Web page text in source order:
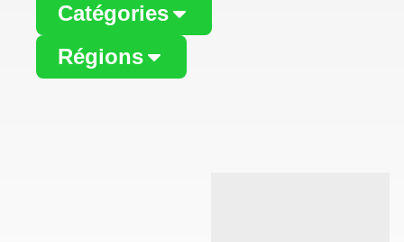
Catégories
Régions